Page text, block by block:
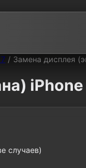
/ Замена дисплея
iPhone
случаев)